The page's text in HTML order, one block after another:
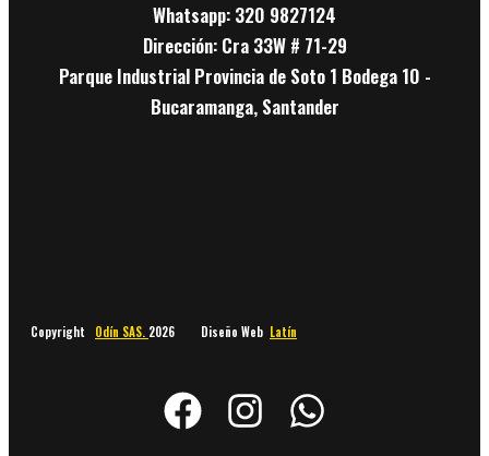
Whatsapp: 320 9827124
Dirección: Cra 33W # 71-29
Parque Industrial Provincia de Soto 1 Bodega 10 -
Bucaramanga, Santander
Copyright Odín SAS. 2026 Diseño Web Latín